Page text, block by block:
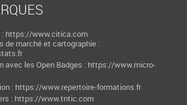
https://www.citica.com
de marché et cartographie :
avec les Open Badges : https://www.micro-
: https://www.repertoire-formations.fr
: https://www.tntic.com